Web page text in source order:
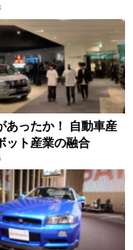
あったか！ 自動車産
ット産業の融合